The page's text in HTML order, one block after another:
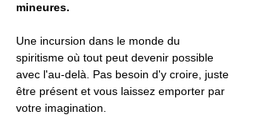
mineures. ​
Une incursion dans le monde du
spiritisme où tout peut devenir possible
avec l'au-delà. Pas besoin d'y croire, juste
être présent et vous laissez emporter par
votre imagination.